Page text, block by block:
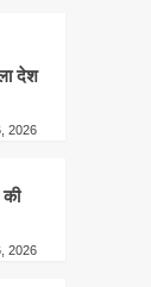
देश
2026
की
2026